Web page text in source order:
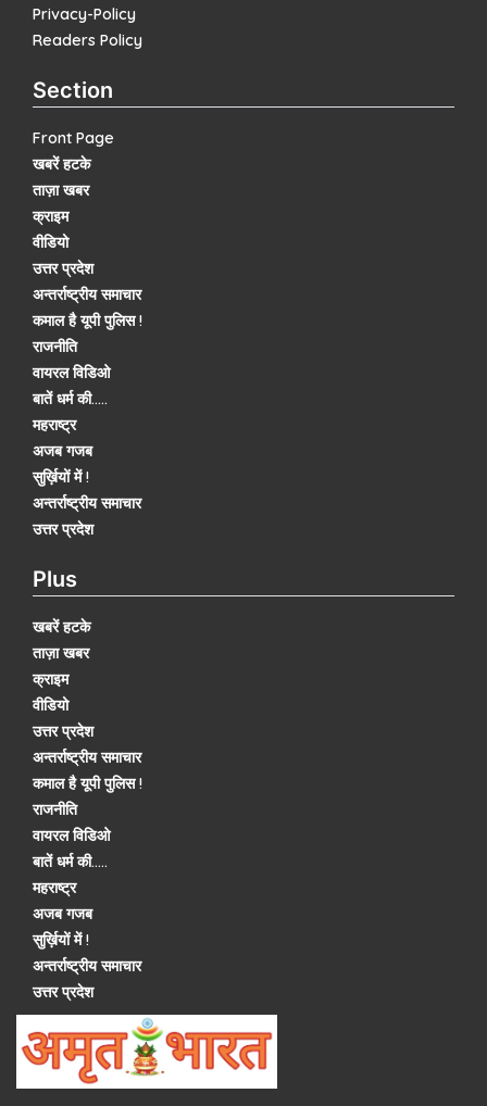
Privacy-Policy
Readers Policy
Section
Front Page
खबरें हटके
ताज़ा खबर
क्राइम
वीडियो
उत्तर प्रदेश
अन्तर्राष्ट्रीय समाचार
कमाल है यूपी पुलिस !
राजनीति
वायरल विडिओ
बातें धर्म की.....
महराष्ट्र
अजब गजब
सुर्ख़ियों में !
अन्तर्राष्ट्रीय समाचार
उत्तर प्रदेश
Plus
खबरें हटके
ताज़ा खबर
क्राइम
वीडियो
उत्तर प्रदेश
अन्तर्राष्ट्रीय समाचार
कमाल है यूपी पुलिस !
राजनीति
वायरल विडिओ
बातें धर्म की.....
महराष्ट्र
अजब गजब
सुर्ख़ियों में !
अन्तर्राष्ट्रीय समाचार
उत्तर प्रदेश